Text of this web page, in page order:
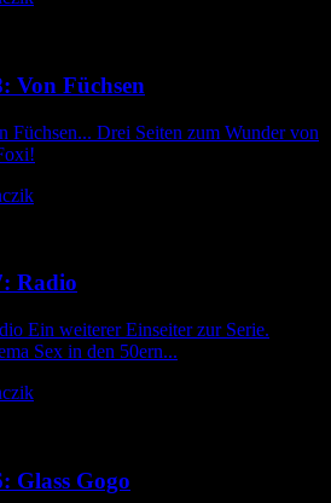
Von Füchsen
Füchsen... Drei Seiten zum Wunder von
Radio
Ein weiterer Einseiter zur Serie.
Sex in den 50ern...
Glass Gogo